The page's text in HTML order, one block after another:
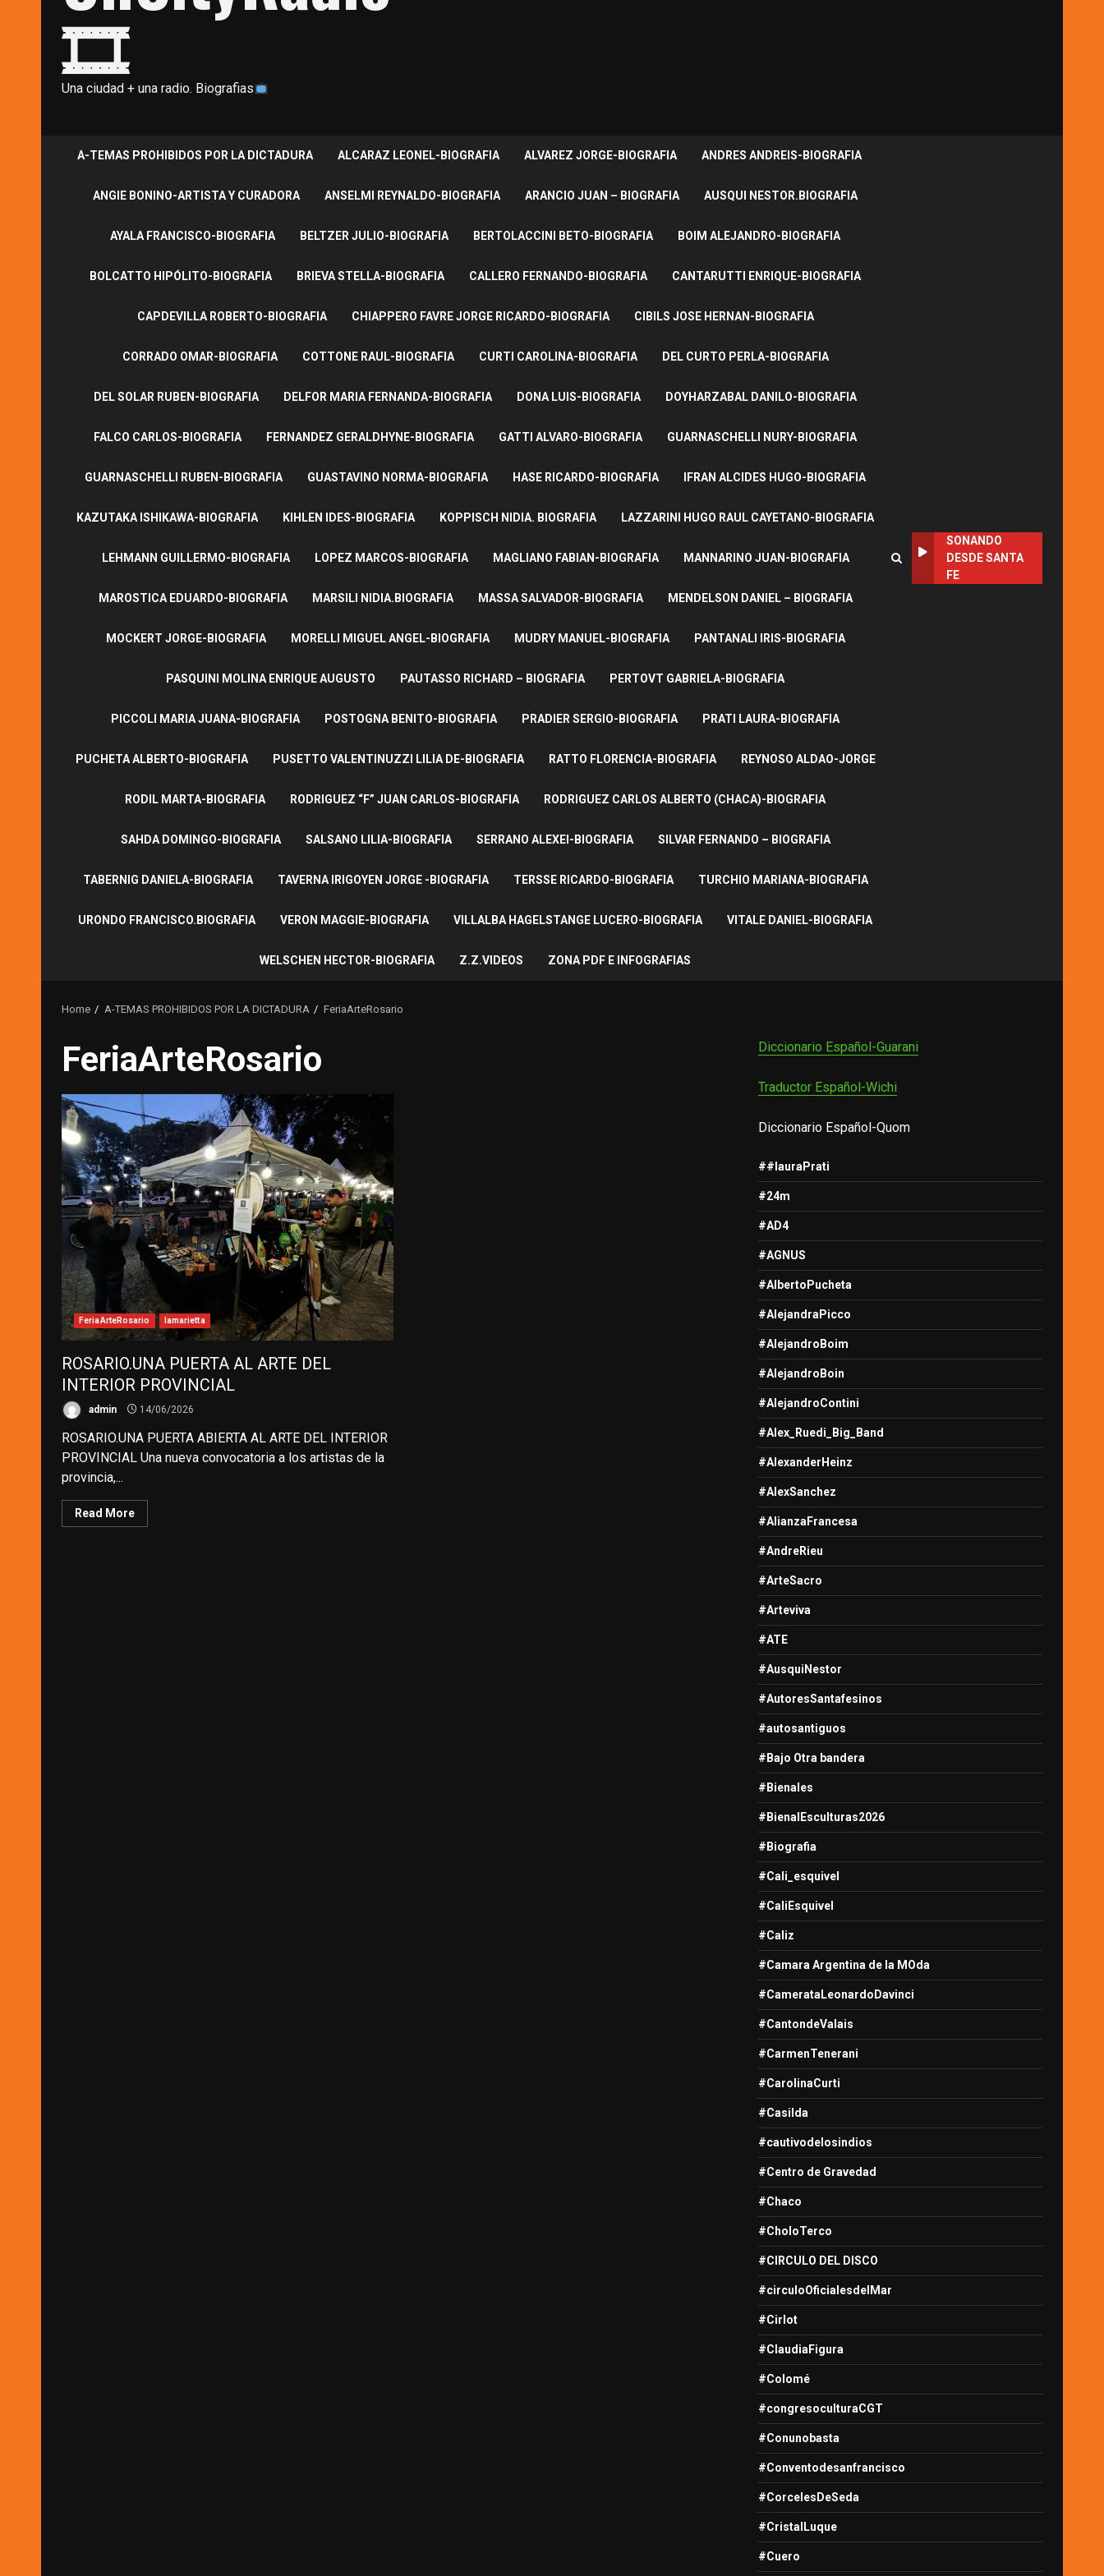
🎞
Una ciudad + una radio. Biografias
A-TEMAS PROHIBIDOS POR LA DICTADURA ALCARAZ LEONEL-BIOGRAFIA ALVAREZ JORGE-BIOGRAFIA ANDRES ANDREIS-BIOGRAFIA
ANGIE BONINO-ARTISTA Y CURADORA ANSELMI REYNALDO-BIOGRAFIA ARANCIO JUAN – BIOGRAFIA AUSQUI NESTOR.BIOGRAFIA
AYALA FRANCISCO-BIOGRAFIA BELTZER JULIO-BIOGRAFIA BERTOLACCINI BETO-BIOGRAFIA BOIM ALEJANDRO-BIOGRAFIA
BOLCATTO HIPÓLITO-BIOGRAFIA BRIEVA STELLA-BIOGRAFIA CALLERO FERNANDO-BIOGRAFIA CANTARUTTI ENRIQUE-BIOGRAFIA
CAPDEVILLA ROBERTO-BIOGRAFIA CHIAPPERO FAVRE JORGE RICARDO-BIOGRAFIA CIBILS JOSE HERNAN-BIOGRAFIA
CORRADO OMAR-BIOGRAFIA COTTONE RAUL-BIOGRAFIA CURTI CAROLINA-BIOGRAFIA DEL CURTO PERLA-BIOGRAFIA
DEL SOLAR RUBEN-BIOGRAFIA DELFOR MARIA FERNANDA-BIOGRAFIA DONA LUIS-BIOGRAFIA DOYHARZABAL DANILO-BIOGRAFIA
FALCO CARLOS-BIOGRAFIA FERNANDEZ GERALDHYNE-BIOGRAFIA GATTI ALVARO-BIOGRAFIA GUARNASCHELLI NURY-BIOGRAFIA
GUARNASCHELLI RUBEN-BIOGRAFIA GUASTAVINO NORMA-BIOGRAFIA HASE RICARDO-BIOGRAFIA IFRAN ALCIDES HUGO-BIOGRAFIA
KAZUTAKA ISHIKAWA-BIOGRAFIA KIHLEN IDES-BIOGRAFIA KOPPISCH NIDIA. BIOGRAFIA LAZZARINI HUGO RAUL CAYETANO-BIOGRAFIA
LEHMANN GUILLERMO-BIOGRAFIA LOPEZ MARCOS-BIOGRAFIA MAGLIANO FABIAN-BIOGRAFIA MANNARINO JUAN-BIOGRAFIA
MAROSTICA EDUARDO-BIOGRAFIA MARSILI NIDIA.BIOGRAFIA MASSA SALVADOR-BIOGRAFIA MENDELSON DANIEL – BIOGRAFIA
MOCKERT JORGE-BIOGRAFIA MORELLI MIGUEL ANGEL-BIOGRAFIA MUDRY MANUEL-BIOGRAFIA PANTANALI IRIS-BIOGRAFIA
PASQUINI MOLINA ENRIQUE AUGUSTO PAUTASSO RICHARD – BIOGRAFIA PERTOVT GABRIELA-BIOGRAFIA
PICCOLI MARIA JUANA-BIOGRAFIA POSTOGNA BENITO-BIOGRAFIA PRADIER SERGIO-BIOGRAFIA PRATI LAURA-BIOGRAFIA
PUCHETA ALBERTO-BIOGRAFIA PUSETTO VALENTINUZZI LILIA DE-BIOGRAFIA RATTO FLORENCIA-BIOGRAFIA REYNOSO ALDAO-JORGE
RODIL MARTA-BIOGRAFIA RODRIGUEZ “F” JUAN CARLOS-BIOGRAFIA RODRIGUEZ CARLOS ALBERTO (CHACA)-BIOGRAFIA
SAHDA DOMINGO-BIOGRAFIA SALSANO LILIA-BIOGRAFIA SERRANO ALEXEI-BIOGRAFIA SILVAR FERNANDO – BIOGRAFIA
TABERNIG DANIELA-BIOGRAFIA TAVERNA IRIGOYEN JORGE -BIOGRAFIA TERSSE RICARDO-BIOGRAFIA TURCHIO MARIANA-BIOGRAFIA
URONDO FRANCISCO.BIOGRAFIA VERON MAGGIE-BIOGRAFIA VILLALBA HAGELSTANGE LUCERO-BIOGRAFIA VITALE DANIEL-BIOGRAFIA
WELSCHEN HECTOR-BIOGRAFIA Z.Z.VIDEOS ZONA PDF E INFOGRAFIAS
SONANDO
DESDE SANTA
FE
Home A-TEMAS PROHIBIDOS POR LA DICTADURA FeriaArteRosario
FeriaArteRosario
FeriaArteRosario lamarietta
ROSARIO.UNA PUERTA AL ARTE DEL
INTERIOR PROVINCIAL
admin 14/06/2026
ROSARIO.UNA PUERTA ABIERTA AL ARTE DEL INTERIOR
PROVINCIAL Una nueva convocatoria a los artistas de la
provincia,...
Read More
Diccionario Español-Guarani
Traductor Español-Wichi
Diccionario Español-Quom
##lauraPrati
#24m
#AD4
#AGNUS
#AlbertoPucheta
#AlejandraPicco
#AlejandroBoim
#AlejandroBoin
#AlejandroContini
#Alex_Ruedi_Big_Band
#AlexanderHeinz
#AlexSanchez
#AlianzaFrancesa
#AndreRieu
#ArteSacro
#Arteviva
#ATE
#AusquiNestor
#AutoresSantafesinos
#autosantiguos
#Bajo Otra bandera
#Bienales
#BienalEsculturas2026
#Biografia
#Cali_esquivel
#CaliEsquivel
#Caliz
#Camara Argentina de la MOda
#CamerataLeonardoDavinci
#CantondeValais
#CarmenTenerani
#CarolinaCurti
#Casilda
#cautivodelosindios
#Centro de Gravedad
#Chaco
#CholoTerco
#CIRCULO DEL DISCO
#circuloOficialesdelMar
#Cirlot
#ClaudiaFigura
#Colomé
#congresoculturaCGT
#Conunobasta
#Conventodesanfrancisco
#CorcelesDeSeda
#CristalLuque
#Cuero